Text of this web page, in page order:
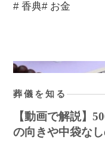
# 香典# お金
葬儀を知る
【動画で解説】
の向きや中袋な